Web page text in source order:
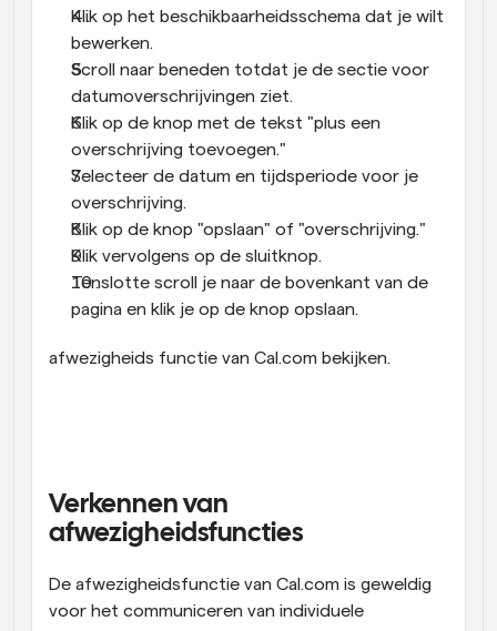
Klik op het beschikbaarheidsschema dat je wilt
bewerken.
Scroll naar beneden totdat je de sectie voor
datumoverschrijvingen ziet.
Klik op de knop met de tekst "plus een
overschrijving toevoegen."
Selecteer de datum en tijdsperiode voor je
overschrijving.
Klik op de knop "opslaan" of "overschrijving."
Klik vervolgens op de sluitknop.
Tenslotte scroll je naar de bovenkant van de
pagina en klik je op de knop opslaan.
afwezigheids functie van Cal.com bekijken.
Verkennen van
afwezigheidsfuncties
De afwezigheidsfunctie van Cal.com is geweldig
voor het communiceren van individuele